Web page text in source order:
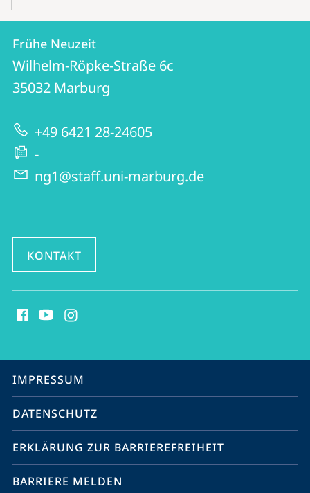
Kontakt
und
Informationen
zur
Website
Kontaktinformationen
Frühe
Neuzeit
Frühe Neuzeit
Wilhelm-Röpke-Straße 6c
35032 Marburg
+49 6421 28-24605
-
ng1@staff.uni-marburg.de
KONTAKT
Media
Service-
Navigation
IMPRESSUM
DATENSCHUTZ
ERKLÄRUNG ZUR BARRIEREFREIHEIT
BARRIERE MELDEN